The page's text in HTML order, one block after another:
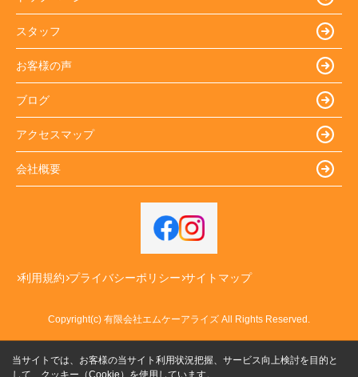
スタッフ
お客様の声
ブログ
アクセスマップ
会社概要
利用規約 プライバシーポリシー サイトマップ
Copyright(c) 有限会社エムケーアライズ All Rights Reserved.
当サイトでは、お客様の当サイト利用状況把握、サービス向上検討を目的と
して、クッキー（Cookie）を使用しています。